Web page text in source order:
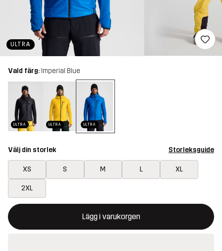
ULTRA
Vald färg: Imperial Blue
ULTRA ULTRA ULTRA
Välj din storlek Storleksguide
XS S M L XL
2XL
Lägg i varukorgen
Denna knapp kommer att öppna en modal som bekräftar en ny
{{size}} inte tillgänglig